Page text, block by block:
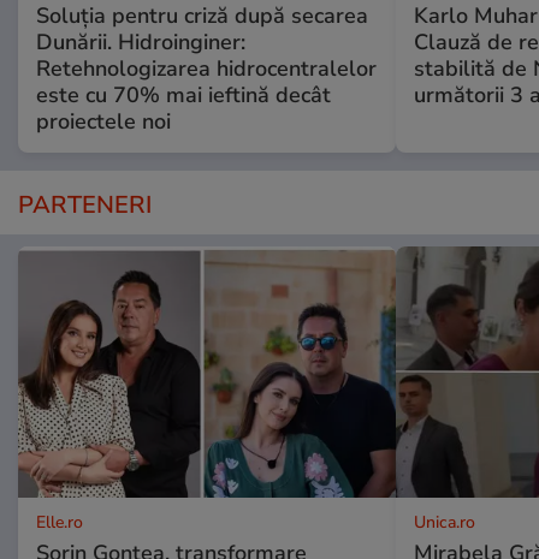
Soluția pentru criză după secarea
Dunării. Hidroinginer:
Retehnologizarea hidrocentralelor
este cu 70% mai ieftină decât
proiectele noi
Karlo
Clauză de
stabilită de
următorii 3
PARTENERI
Elle.ro Unica.ro